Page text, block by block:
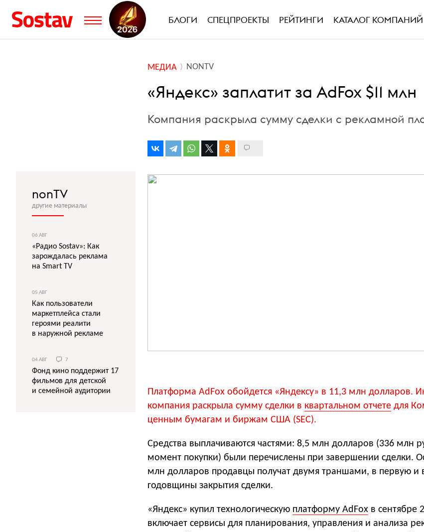
БЛОГИ СПЕЦПРОЕКТЫ РЕЙТИНГИ КАТАЛОГ КОМПАНИЙ
МЕДИА NONTV
«Яндекс» заплатит за AdFox $11 млн
Компания раскрыла сумму сделки с рекламной
Платформа AdFox обойдется «Яндексу» в 11,3 млн долларов.
компания раскрыла сумму сделки в квартальном отчете для
ценным бумагам и биржам США (SEC).
Средства выплачиваются частями: 8,5 млн долларов (336 млн
момент покупки) были перечислены при завершении сделки.
млн долларов продавцы получат двумя траншами, в первую и
годовщины закрытия сделки.
«Яндекс» купил технологическую платформу AdFox в сентябре
включает сервисы для планирования, управления и анализа
nonTV
другие материалы
06 АВГ
«Радио Sostav»: Как
зарождалась реклама
на Smart TV
05 АВГ
Как пользователи
маркетплейса стали
героями реалити
в наружной рекламе
04 АВГ 7
Фонд кино поддержит 17
фильмов для детской
и семейной аудитории